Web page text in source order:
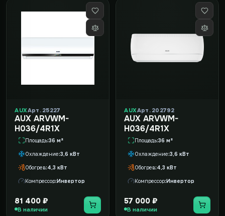
AUXАрт. 25227
AUX ARVWM-
H036/4R1X
Площадь 36 м²
Охлаждение 3,6 кВт
Обогрев 4,3 кВт
Компрессор Инвертор
81 400 ₽
В наличии
AUXАрт. 202792
AUX ARVWM-
H036/4R1X
Площадь 36 м²
Охлаждение 3,6 кВт
Обогрев 4,3 кВт
Компрессор Инвертор
57 000 ₽
В наличии